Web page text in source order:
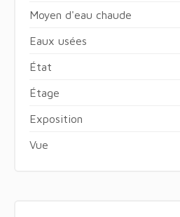
Moyen d'eau chaude
Eaux usées
État
Étage
Exposition
Vue